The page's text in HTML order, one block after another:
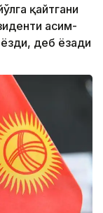
қайтгани
Қасим-
деб ёзади